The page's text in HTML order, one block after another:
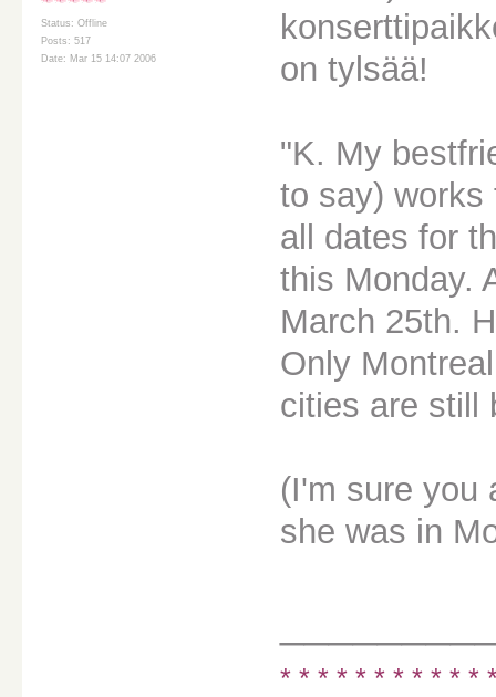
Status: Offline
Posts: 517
Date: Mar 15 14:07 2006
on tylsää!
"K. My
to say) works
all dates for
this Monday.
March 25th.
Only
cities are still
(I'm sure you
she was in
* * * * * * * * * * *